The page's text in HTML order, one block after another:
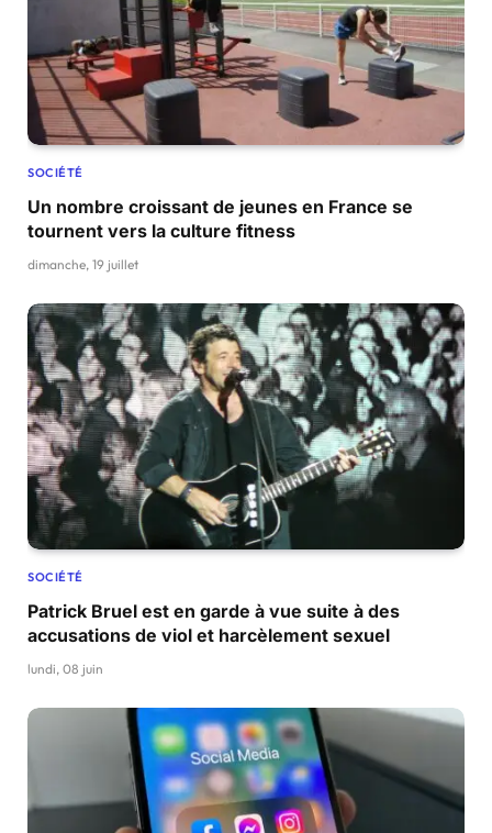
SOCIÉTÉ
Un nombre croissant de jeunes en France se
tournent vers la culture fitness
dimanche, 19 juillet
SOCIÉTÉ
Patrick Bruel est en garde à vue suite à des
accusations de viol et harcèlement sexuel
lundi, 08 juin